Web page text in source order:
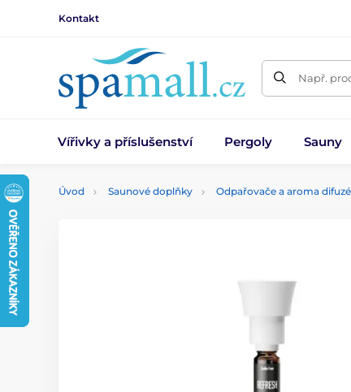
Kontakt
Např.
Vířivky a příslušenství Pergoly Sauny
Úvod Saunové doplňky Odpařovače a aroma